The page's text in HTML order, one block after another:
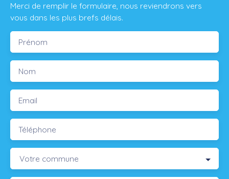
Merci de remplir le formulaire, nous reviendrons vers
vous dans les plus brefs délais.
Prénom
Nom
Email
Téléphone
Votre commune